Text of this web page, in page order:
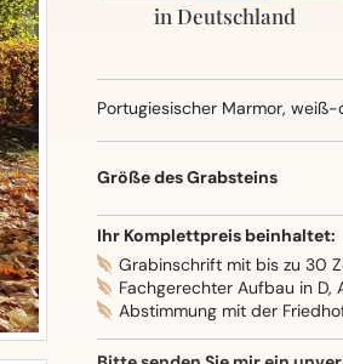
in Deutschland
Portugiesischer Marmor,
Oberflächenbearbeitung:
Größe des Grabsteins
Ihr Komplettpreis beinhaltet:
Grabinschrift mit bis zu 30
Fachgerechter Aufbau in D,
Abstimmung mit der